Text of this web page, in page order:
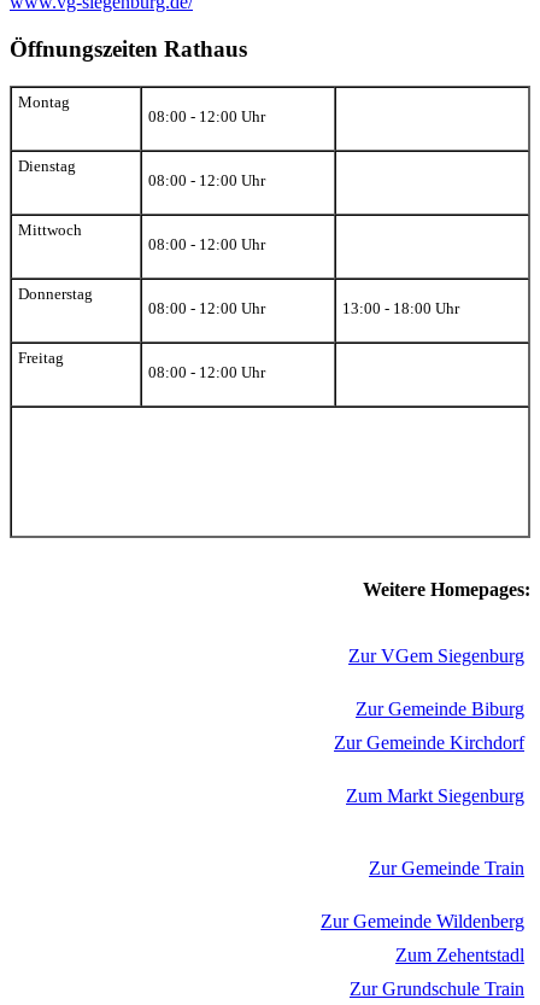
Öffnungszeiten Rathaus
Montag
08:00 - 12:00 Uhr
Dienstag
08:00 - 12:00 Uhr
Mittwoch
08:00 - 12:00 Uhr
Donnerstag
08:00 - 12:00 Uhr
13:00 - 18:00 Uhr
Freitag
08:00 - 12:00 Uhr
Weitere Homepages:
Zur VGem Siegenburg
Zur Gemeinde Biburg
Zur Gemeinde Kirchdorf
Zum Markt Siegenburg
Zur Gemeinde Train
Zur Gemeinde Wildenberg
Zum Zehentstadl
Zur Grundschule Train